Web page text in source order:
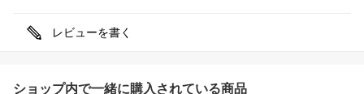
レビューを書く
ショップ内で一緒に購入されている商品